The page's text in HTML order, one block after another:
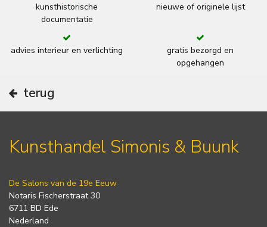
kunsthistorische
documentatie
nieuwe of originele lijst
advies interieur en verlichting
gratis bezorgd en
opgehangen
terug
Kunsthandel Simonis & Buunk
De Salons van de 19e Eeuw
Notaris Fischerstraat 30
6711 BD Ede
Nederland